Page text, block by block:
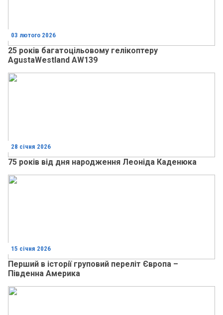
03 лютого 2026
25 років багатоцільовому гелікоптеру
AgustaWestland AW139
28 січня 2026
75 років від дня народження Леоніда Каденюка
15 січня 2026
Перший в історії груповий переліт Європа –
Південна Америка